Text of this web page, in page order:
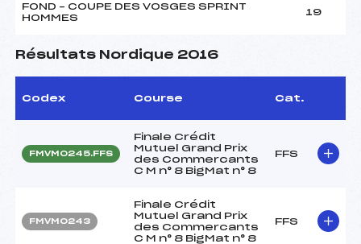
FOND – COUPE DES VOSGES SPRINT
HOMMES
19
Résultats Nordique 2016
Codex Course Cat.
FMVM0245.FFS
Finale Crédit
Mutuel Grand Prix
des Commercants
C M n° 8 BigMat n° 8
FFS
FMVM0243
Finale Crédit
Mutuel Grand Prix
des Commercants
C M n° 8 BigMat n° 8
FFS